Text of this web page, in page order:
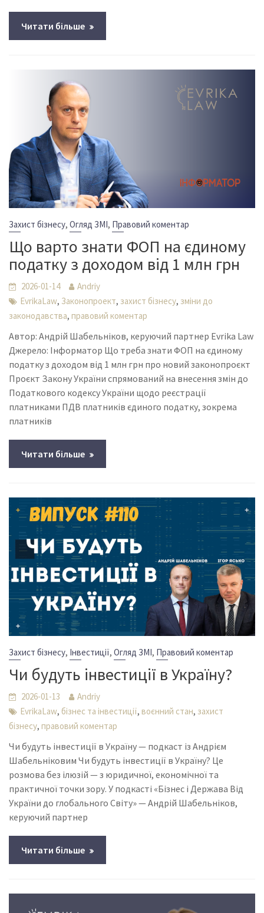
Читати більше
Захист бізнесу,Огляд ЗМІ, Правовий коментар
Що варто знати ФОП на єдиному
податку з доходом від 1 млн грн
2026-01-14
Andriy
EvrikaLaw, Законопроект, захист бізнесу, зміни до
законодавства,правовий коментар
Автор: Андрій Шабельніков, керуючий партнер Evrika Law
Джерело: Інформатор Що треба знати ФОП на єдиному
податку з доходом від 1 млн грн про новий законопроєкт
Проєкт Закону України спрямований на внесення змін до
Податкового кодексу України щодо реєстрації
платниками ПДВ платників єдиного податку, зокрема
платників
Читати більше
Захист бізнесу, Інвестиції,Огляд ЗМІ, Правовий коментар
Чи будуть інвестиції в Україну?
2026-01-13
Andriy
EvrikaLaw, бізнес та інвестиції,воєнний стан, захист
бізнесу,правовий коментар
Чи будуть інвестиції в Україну — подкаст із Андрієм
Шабельніковим Чи будуть інвестиції в Україну? Це
розмова без ілюзій — з юридичної, економічної та
практичної точки зору. У подкасті «Бізнес і Держава Від
України до глобального Світу» — Андрій Шабельніков,
керуючий партнер
Читати більше